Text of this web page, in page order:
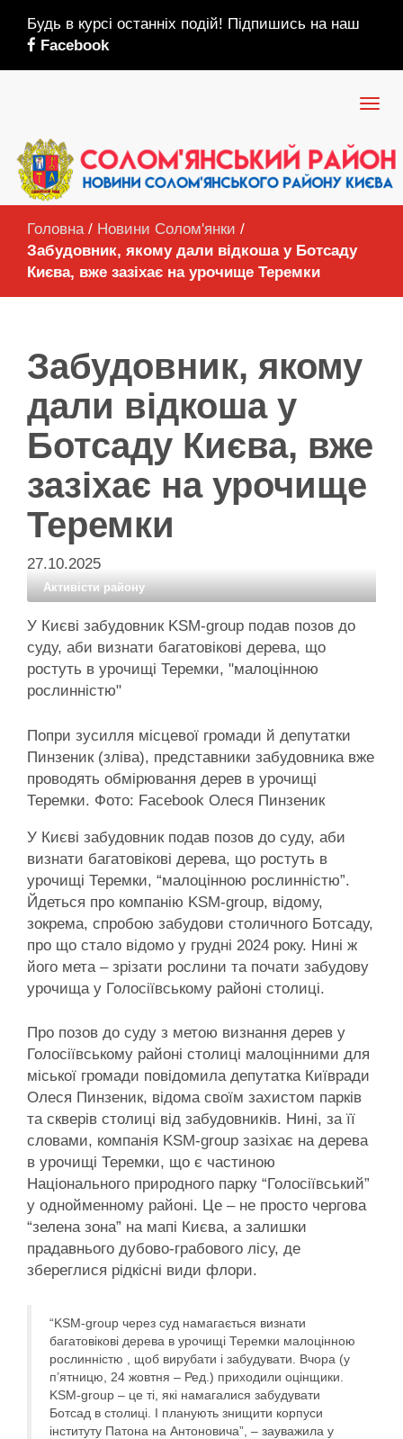
Будь в курсі останніх подій! Підпишись на наш
Facebook
Головна / Новини Солом'янки /
Забудовник, якому дали відкоша у Ботсаду
Києва, вже зазіхає на урочище Теремки
Забудовник, якому
дали відкоша у
Ботсаду Києва, вже
зазіхає на урочище
Теремки
27.10.2025
Активісти району
У Києві забудовник KSM-group подав позов до
суду, аби визнати багатовікові дерева, що
ростуть в урочищі Теремки, "малоцінною
рослинністю"
Попри зусилля місцевої громади й депутатки
Пинзеник (зліва), представники забудовника вже
проводять обмірювання дерев в урочищі
Теремки. Фото: Facebook Олеся Пинзеник
У Києві забудовник подав позов до суду, аби
визнати багатовікові дерева, що ростуть в
урочищі Теремки, “малоцінною рослинністю”.
Йдеться про компанію KSM-group, відому,
зокрема, спробою забудови столичного Ботсаду,
про що стало відомо у грудні 2024 року. Нині ж
його мета – зрізати рослини та почати забудову
урочища у Голосіївському районі столиці.
Про позов до суду з метою визнання дерев у
Голосіївському районі столиці малоцінними для
міської громади повідомила депутатка Київради
Олеся Пинзеник, відома своїм захистом парків
та скверів столиці від забудовників. Нині, за її
словами, компанія KSM-group зазіхає на дерева
в урочищі Теремки, що є частиною
Національного природного парку “Голосіївський”
у однойменному районі. Це – не просто чергова
“зелена зона” на мапі Києва, а залишки
прадавнього дубово-грабового лісу, де
збереглися рідкісні види флори.
“KSM-group через суд намагається визнати
багатовікові дерева в урочищі Теремки малоцінною
рослинністю , щоб вирубати і забудувати. Вчора (у
п’ятницю, 24 жовтня – Ред.) приходили оцінщики.
KSM-group – це ті, які намагалися забудувати
Ботсад в столиці. І планують знищити корпуси
інституту Патона на Антоновича”, – зауважила у